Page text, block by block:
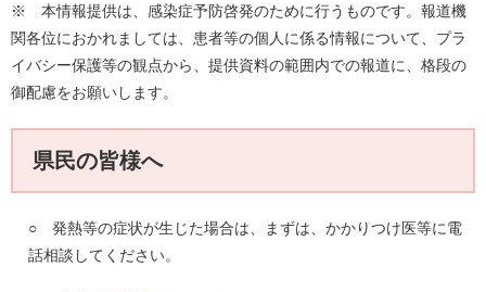
※ 本情報提供は、感染症予防啓発のために行うものです。報道機
関各位におかれましては、患者等の個人に係る情報について、プラ
イバシー保護等の観点から、提供資料の範囲内での報道に、格段の
御配慮をお願いします。
県民の皆様へ
○ 発熱等の症状が生じた場合は、まずは、かかりつけ医等に電
話相談してください。